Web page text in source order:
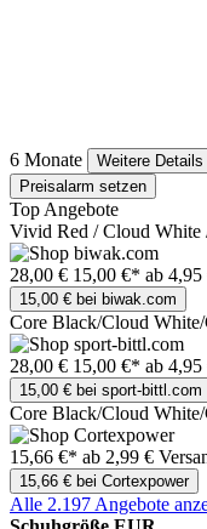
6 Monate
Weitere Details
Preisalarm setzen
Top Angebote
Vivid Red / Cloud White
28,00 € 15,00 €* ab 4,95
15,00 € bei biwak.com
Core Black/Cloud
28,00 € 15,00 €* ab 4,95
15,00 € bei sport-bittl.com
Core Black/Cloud
15,66 €* ab 2,99 €
15,66 € bei Cortexpower
Alle 2.197 Angebote